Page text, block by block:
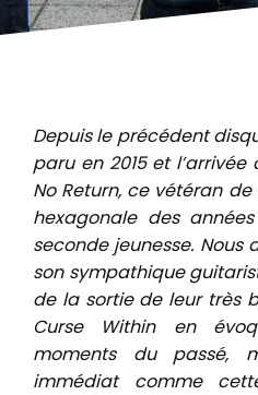
Depuis le précédent
paru en 2015 et
No Return, ce vétéran
hexagonale des
seconde jeunesse.
son sympathique
de la sortie de leur très
Curse Within en
moments du passé,
immédiat comme